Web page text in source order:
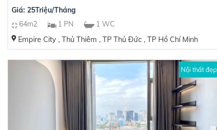
Giá: 25Triệu/Tháng
64m2
1 PN
1 WC
Empire City , Thủ Thiêm , TP Thủ Đức , TP Hồ Chí Minh
Nội thất đẹp